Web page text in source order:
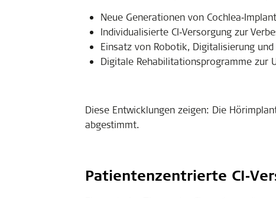
Neue Generationen von
Individualisierte CI‑Versorgung zur
Einsatz von Robotik, Digitalisierung
Digitale Rehabilitationsprogramme zur
Diese Entwicklungen zeigen: Die
abgestimmt.
Patientenzentrierte CI‑